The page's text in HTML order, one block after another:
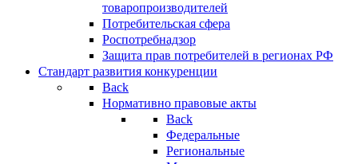
товаропроизводителей
Потребительская сфера
Роспотребнадзор
Защита прав потребителей в регионах РФ
Стандарт развития конкуренции
Back
Нормативно правовые акты
Back
Федеральные
Региональные